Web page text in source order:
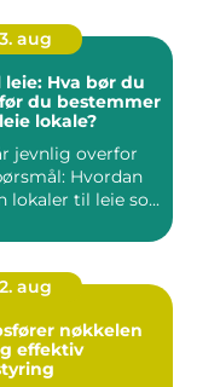
aug
leie: Hva bør du
du bestemmer
lokale?
jevnlig overfor
Hvordan
lokaler til leie so...
aug
nøkkelen
effektiv